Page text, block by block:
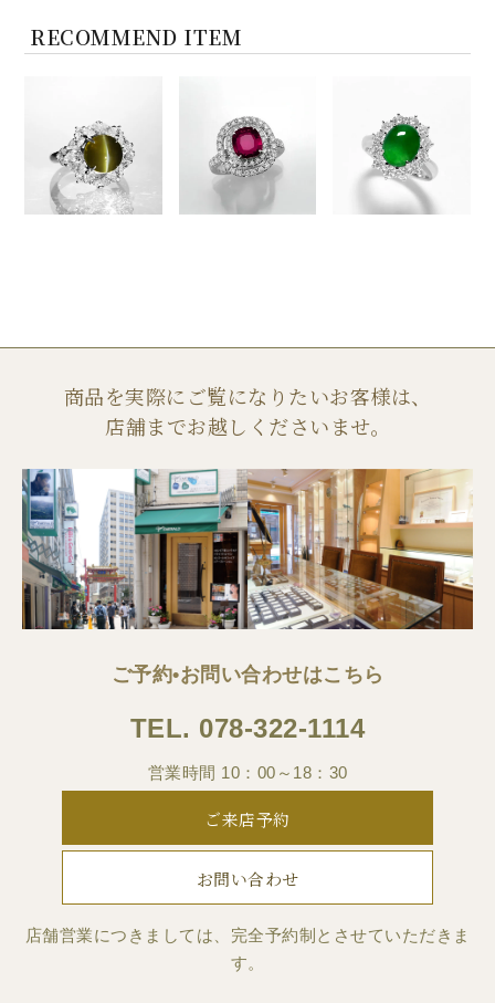
RECOMMEND ITEM
商品を実際にご覧になりたいお客様は、
店舗までお越しくださいませ。
ご予約•お問い合わせはこちら
TEL. 078-322-1114
営業時間 10：00～18：30
ご来店予約
お問い合わせ
店舗営業につきましては、完全予約制とさせていただきま
す。